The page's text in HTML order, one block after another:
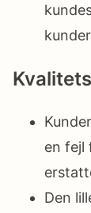
en fejl
Den